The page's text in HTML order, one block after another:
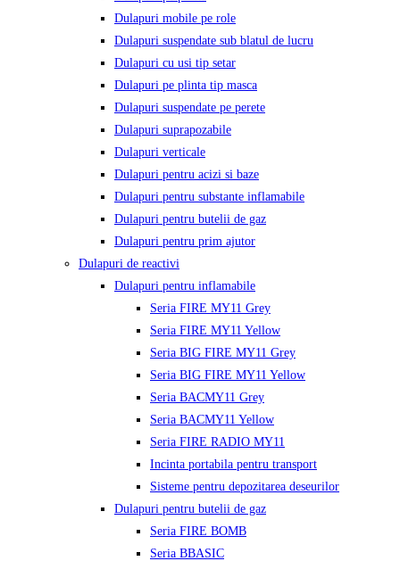
Dulapuri mobile pe role
Dulapuri suspendate sub blatul de lucru
Dulapuri cu usi tip setar
Dulapuri pe plinta tip masca
Dulapuri suspendate pe perete
Dulapuri suprapozabile
Dulapuri verticale
Dulapuri pentru acizi si baze
Dulapuri pentru substante inflamabile
Dulapuri pentru butelii de gaz
Dulapuri pentru prim ajutor
Dulapuri de reactivi
Dulapuri pentru inflamabile
Seria FIRE MY11 Grey
Seria FIRE MY11 Yellow
Seria BIG FIRE MY11 Grey
Seria BIG FIRE MY11 Yellow
Seria BACMY11 Grey
Seria BACMY11 Yellow
Seria FIRE RADIO MY11
Incinta portabila pentru transport
Sisteme pentru depozitarea deseurilor
Dulapuri pentru butelii de gaz
Seria FIRE BOMB
Seria BBASIC